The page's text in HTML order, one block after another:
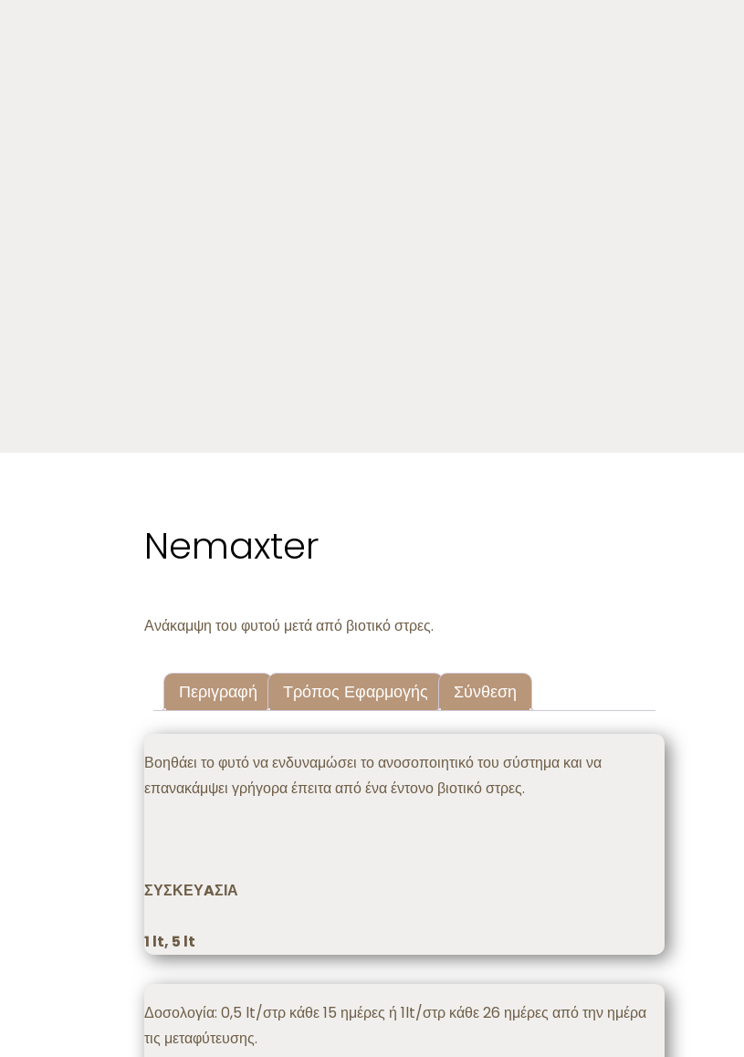
Nemaxter
Ανάκαμψη του φυτού μετά από βιοτικό στρες.
Περιγραφή Τρόπος Εφαρμογής Σύνθεση
Βοηθάει το φυτό να ενδυναμώσει το ανοσοποιητικό του σύστημα και να
επανακάμψει γρήγορα έπειτα από ένα έντονο βιοτικό στρες.
ΣΥΣΚΕΥAΣΙΑ
1 lt, 5 lt
Δοσολογία: 0,5 lt/στρ κάθε 15 ημέρες ή 1lt/στρ κάθε 26 ημέρες από την ημέρα
τις μεταφύτευσης.